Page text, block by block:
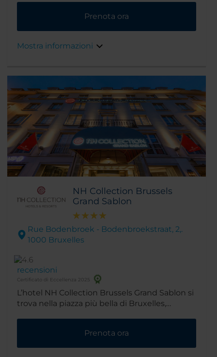
stato costruito negli anni 20 e ha conservato
alcune belle caratteristiche d'epoca.
Prenota ora
Mostra informazioni
NH Collection Brussels
Grand Sablon
Rue Bodenbroek - Bodenbroekstraat, 2,.
1000 Bruxelles
recensioni
Certificato di Eccellenza 2025
L’hotel NH Collection Brussels Grand Sablon si
trova nella piazza più bella di Bruxelles,
esclusive boutique di Avenue Louise. E vicino
all'hotel ci sono anche il Grand Palace, il centro
Prenota ora